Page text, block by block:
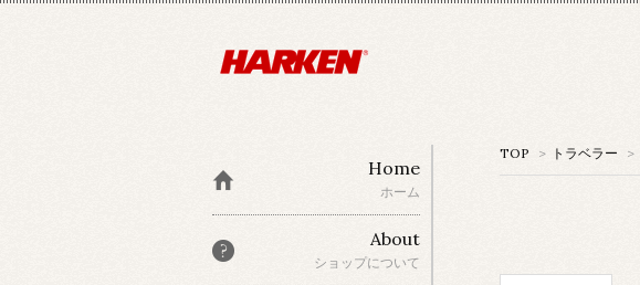
TOP > トラベラー >
Home
ホーム
About
ショップについて